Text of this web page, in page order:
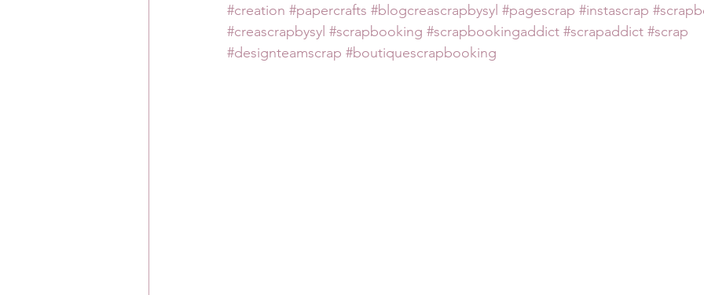
#creation #papercrafts #blogcreascrapbysyl #pagescrap #instascrap
#creascrapbysyl #scrapbooking #scrapbookingaddict #scrapaddict #scrap
#designteamscrap #boutiquescrapbooking